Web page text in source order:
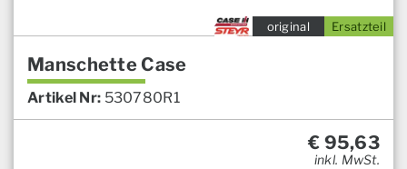
Ersatzteil
original
Manschette Case
Artikel Nr: 530780R1
€ 95,63
inkl. MwSt.